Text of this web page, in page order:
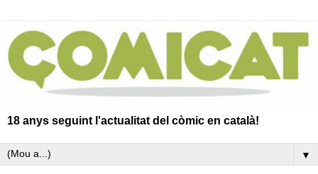
18 anys seguint l'actualitat del còmic en català!
▼